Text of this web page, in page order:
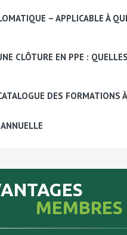
– APPLICABLE À
CLÔTURE EN PPE :
DES FORMATIONS
MEMBRES